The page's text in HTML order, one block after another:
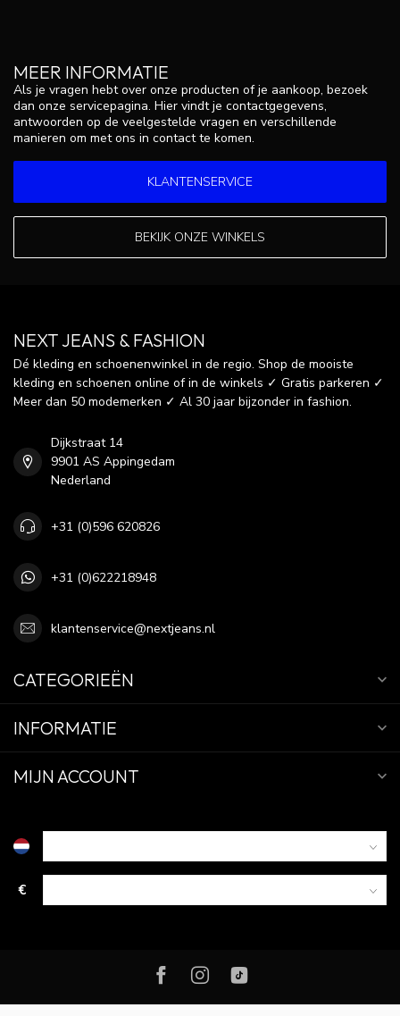
MEER INFORMATIE
Als je vragen hebt over onze producten of je aankoop, bezoek
dan onze servicepagina. Hier vindt je contactgegevens,
antwoorden op de veelgestelde vragen en verschillende
manieren om met ons in contact te komen.
KLANTENSERVICE
BEKIJK ONZE WINKELS
NEXT JEANS & FASHION
Dé kleding en schoenenwinkel in de regio. Shop de mooiste
kleding en schoenen online of in de winkels ✓ Gratis parkeren ✓
Meer dan 50 modemerken ✓ Al 30 jaar bijzonder in fashion.
Dijkstraat 14
9901 AS Appingedam
Nederland
+31 (0)596 620826
+31 (0)622218948
klantenservice@nextjeans.nl
CATEGORIEËN
INFORMATIE
MIJN ACCOUNT
€